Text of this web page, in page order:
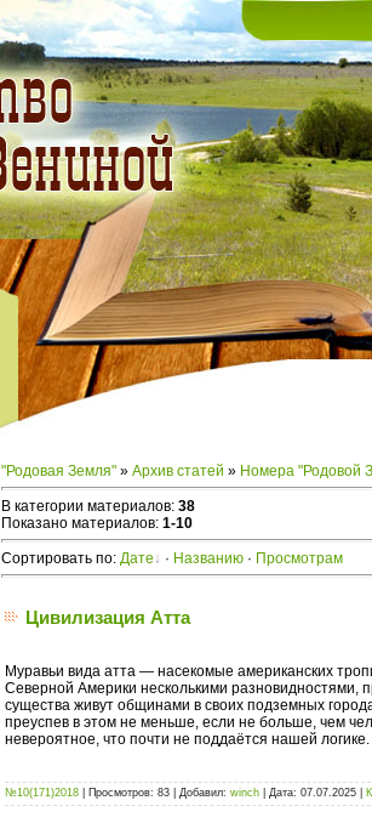
"Родовая Земля" » Архив статей » Номера "Родовой
В категории материалов: 38
Показано материалов: 1-10
Сортировать по: Дате · Названию · Просмотрам
Цивилизация Атта
Муравьи вида атта — насекомые американских
Северной Америки несколькими
существа живут общинами в своих подземных
преуспев в этом не меньше, если не больше, чем
невероятное, что почти не поддаётся нашей
№10(171)2018 Просмотров: 83 Добавил: winch Дата: 07.07.2025